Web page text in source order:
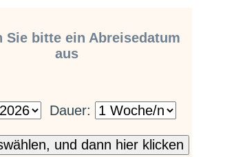
Sie bitte ein Abreisedatum
aus
Dauer: